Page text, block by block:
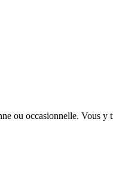
ou occasionnelle. Vous y